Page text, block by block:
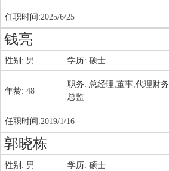
任职时间:2025/6/25
钱亮
性别: 男 学历: 硕士
年龄: 48
职务: 总经理,董事,代理财务
总监
任职时间:2019/1/16
郭晓栋
性别: 男 学历: 硕士